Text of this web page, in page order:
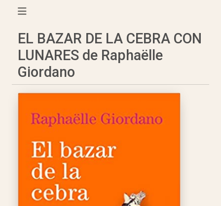
EL BAZAR DE LA CEBRA CON
LUNARES de Raphaëlle
Giordano